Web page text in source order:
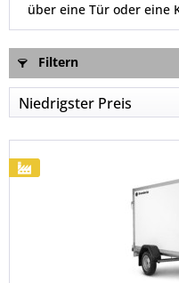
über eine Tür oder eine
Filtern